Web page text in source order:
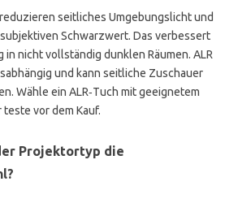
seitliches Umgebungslicht und
Schwarzwert. Das verbessert
in nicht vollständig dunklen Räumen. ALR
und kann seitliche Zuschauer
Wähle ein ALR‑Tuch mit geeignetem
vor dem Kauf.
Projektortyp die